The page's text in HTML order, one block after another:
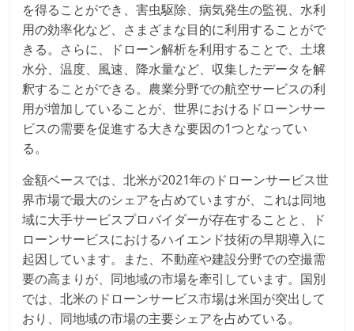
を得ることができ、害虫駆除、病気発生の監視、水利
用の効率化など、さまざまな目的に利用することがで
きる。さらに、ドローン解析を利用することで、土壌
水分、温度、風速、降水量など、収集したデータを解
釈することができる。農業分野での航空サービスの利
用が増加していることが、世界におけるドローンサー
ビスの需要を促進する大きな要因の1つとなってい
る。
金額ベースでは、北米が2021年のドローンサービス世
界市場で最大のシェアを占めていますが、これは同地
域に大手サービスプロバイダーが存在することと、ド
ローンサービスにおけるハイエンド技術の早期導入に
起因しています。また、不動産や建設分野での空撮需
要の高まりが、同地域の市場を牽引しています。国別
では、北米のドローンサービス市場は米国が突出して
おり、同地域の市場の主要シェアを占めている。